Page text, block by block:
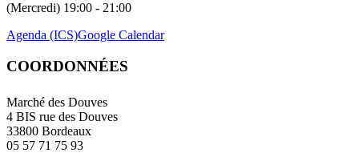
(Mercredi) 19:00 - 21:00
Agenda (ICS)Google Calendar
COORDONNÉES
Marché des Douves
4 BIS rue des Douves
33800 Bordeaux
05 57 71 75 93